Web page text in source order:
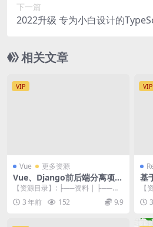
下一篇
2022升级 专为小白设计的
相关文章
VIP
Vue 更多资源
Vue、Django前后端分离项目
实战：学生管理系统V4.0
【资源目录】: ├──资料 | ├──后
端项目源码-01.rar 657.89k...
3 年前 152 9.9
VIP
基
【
台
理